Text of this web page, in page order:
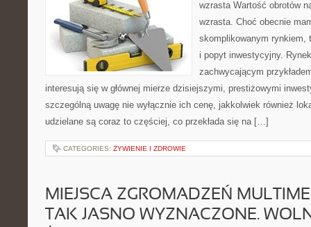
wzrasta Wartość obrotów
wzrasta. Choć obecnie
skomplikowanym rynkiem,
i popyt inwestycyjny.
zachwycającym
interesują się w głównej mierze dzisiejszymi, prestiżowymi
szczególną uwagę nie wyłącznie ich cenę, jakkolwiek również
udzielane są coraz to częściej, co przekłada się na […]
CATEGORIES: ŻYWIENIE I ZDROWIE
MIEJSCA ZGROMADZEŃ
TAK JASNO WYZNACZONE.